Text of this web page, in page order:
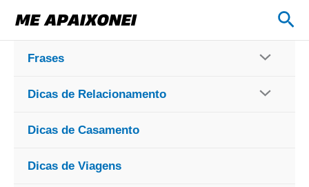
para
conteúdo
Frases
Dicas de Relacionamento
Dicas de Casamento
Dicas de Viagens